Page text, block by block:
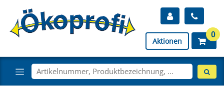
Aktionen
0